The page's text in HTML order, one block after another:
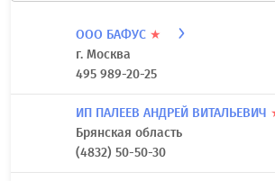
ООО БАФУС ★
г. Москва
495 989-20-25
ИП ПАЛЕЕВ АНДРЕЙ ВИТАЛЬЕВИЧ
Брянская область
(4832) 50-50-30